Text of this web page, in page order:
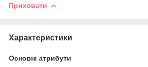
Приховати
Характеристики
Основні атрибути